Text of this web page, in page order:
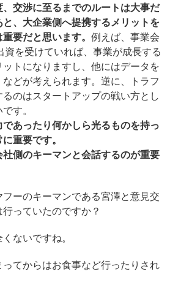
、交渉に至るまでのルートは大事だ
、大企業側へ提携するメリットを
要だと思います。 例えば、事業会
資を受けていれば、事業が成長する
トになりますし、他にはデータを
どが考えられます。逆に、トラフ
るのはスタートアップの戦い方とし
す。
あったり何かしら光るものを持っ
重要です。
側のキーマンと会話するのが重要
ーのキーマンである宮澤と意見交
っていたのですか？
ないですね。
てからはお食事など行ったりされ